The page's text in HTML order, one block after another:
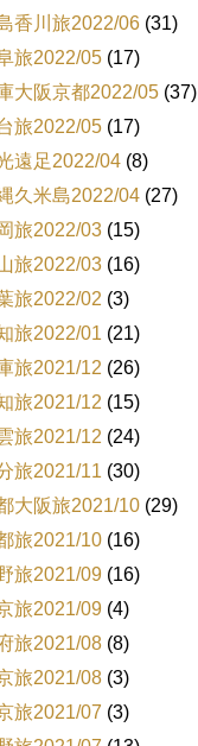
香川旅2022/06 (31)
旅2022/05 (17)
大阪京都2022/05 (37)
旅2022/05 (17)
遠足2022/04 (8)
久米島2022/04 (27)
旅2022/03 (15)
旅2022/03 (16)
旅2022/02 (3)
旅2022/01 (21)
旅2021/12 (26)
旅2021/12 (15)
旅2021/12 (24)
旅2021/11 (30)
大阪旅2021/10 (29)
旅2021/10 (16)
旅2021/09 (16)
旅2021/09 (4)
旅2021/08 (8)
旅2021/08 (3)
旅2021/07 (3)